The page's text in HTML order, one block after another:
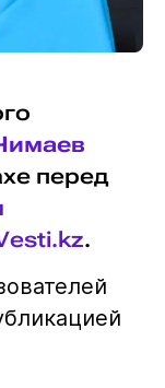
перед
.